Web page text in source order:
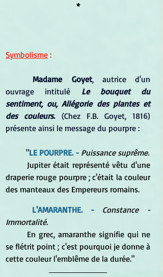
*
Symbolisme :
Madame Goyet, autrice d'un
ouvrage intitulé Le bouquet du
sentiment, ou, Allégorie des plantes et
des couleurs. (Chez F.B. Goyet, 1816)
présente ainsi le message du pourpre :
	"
LE POURPRE. - Puissance suprême.
draperie rouge pourpre ; c'était la couleur
des manteaux des Empereurs romains.
L'AMARANTHE. -
Constance -
Immortalité.
se flétrit point ; c'est pourquoi je donne à
cette couleur l'emblême de la durée."